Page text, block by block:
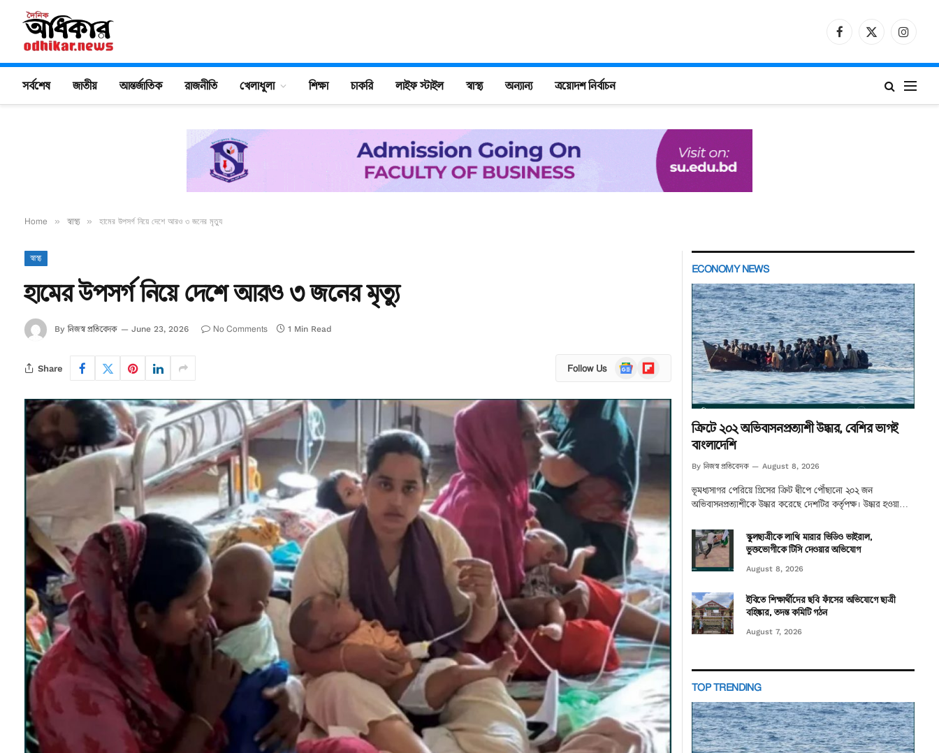
Facebook
X
সর্বশেষ জাতীয় আন্তর্জাতিক রাজনীতি খেলাধুলা শিক্ষা চাকরি লাইফ স্টাইল স্বাস্থ্য অন্যান্য ত্রয়োদশ নির্বাচন
Home » স্বাস্থ্য » হামের উপসর্গ নিয়ে দেশে আরও ৩ জনের মৃত্যু
স্বাস্থ্য
হামের উপসর্গ নিয়ে দেশে আরও ৩ জনের মৃত্যু
By নিজস্ব প্রতিবেদক June 23, 2026 No Comments 1 Min Read
Share Follow Us
Google
News
Flipboard
ECONOMY NEWS
ক্রিটে ২০২ অভিবাসনপ্রত্যাশী উদ্ধার, বেশির ভাগই
বাংলাদেশি
By নিজস্ব প্রতিবেদক August 8, 2026
ভূমধ্যসাগর পেরিয়ে গ্রিসের ক্রিট দ্বীপে পৌঁছানো ২০২ জন
অভিবাসনপ্রত্যাশীকে উদ্ধার করেছে দেশটির কর্তৃপক্ষ। উদ্ধার হওয়া…
স্কুলছাত্রীকে লাথি মারার ভিডিও ভাইরাল,
ভুক্তভোগীকে টিসি দেওয়ার অভিযোগ
August 8, 2026
ইবিতে শিক্ষার্থীদের ছবি ফাঁসের অভিযোগে ছাত্রী
বহিষ্কার, তদন্ত কমিটি গঠন
August 7, 2026
TOP TRENDING